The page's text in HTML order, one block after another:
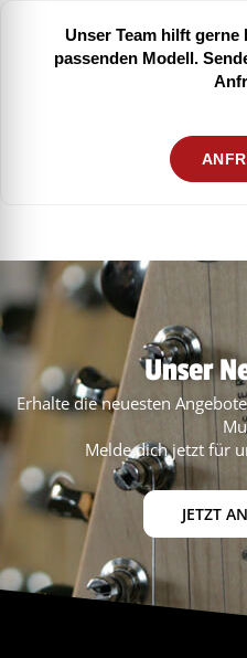
Unser Team hilft gerne
passenden Modell.
Unser
Erhalte die neuesten
Melde dich jetzt für
JETZT